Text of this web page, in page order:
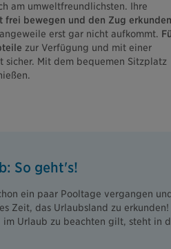
am umweltfreundlichsten. Ihre
frei bewegen und den Zug
erst gar nicht aufkommt.
zur Verfügung und mit einer
sicher. Mit dem bequemen Sitzplatz
So geht's!
ein paar Pooltage vergangen
Zeit, das Urlaubsland zu erkunden!
im Urlaub zu beachten gilt, steht in